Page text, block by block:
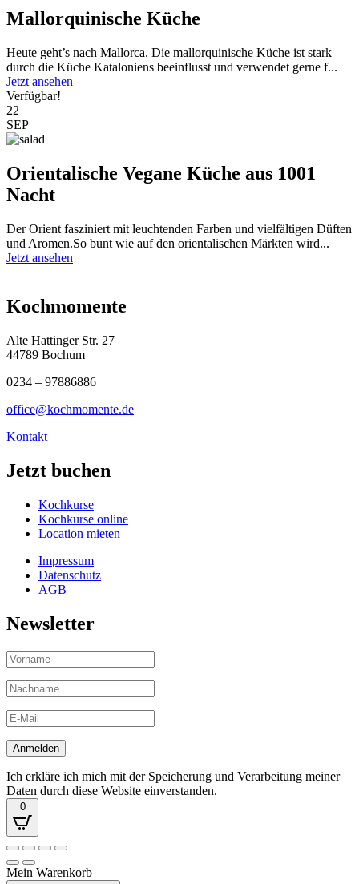
Mallorquinische Küche
Heute geht’s nach Mallorca. Die mallorquinische Küche ist stark
durch die Küche Kataloniens beeinflusst und verwendet gerne f...
Jetzt ansehen
Verfügbar!
22
SEP
Orientalische Vegane Küche aus 1001
Nacht
Der Orient fasziniert mit leuchtenden Farben und vielfältigen Düften
und Aromen.So bunt wie auf den orientalischen Märkten wird...
Jetzt ansehen
Kochmomente
Alte Hattinger Str. 27
44789 Bochum
0234 – 97886886
office@kochmomente.de
Kontakt
Jetzt buchen
Kochkurse
Kochkurse online
Location mieten
Impressum
Datenschutz
AGB
Newsletter
Ich erkläre ich mich mit der Speicherung und Verarbeitung meiner
Daten durch diese Website einverstanden.
0
Mein Warenkorb